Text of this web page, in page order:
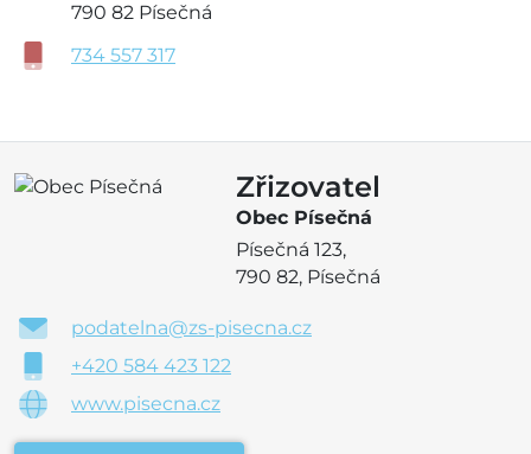
790 82 Písečná
734 557 317
Zřizovatel
Obec Písečná
Písečná 123,
790 82, Písečná
podatelna@zs-pisecna.cz
+420 584 423 122
www.pisecna.cz